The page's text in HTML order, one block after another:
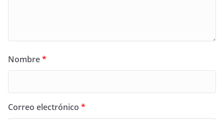
Nombre*
Correo electrónico *